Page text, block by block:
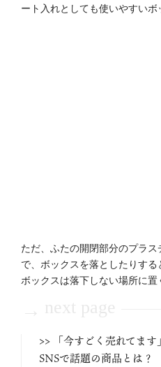
ート入れとしても使いやすいボ
ただ、ふたの開閉部分のプラ
で、ボックスを落としたりする
ボックスは落下しない場所に置
>> 「今すごく売れてま
SNSで話題の商品とは？